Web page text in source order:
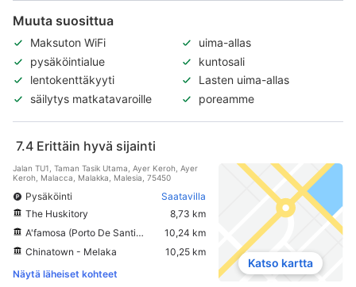
Muuta suosittua
Maksuton WiFi
uima-allas
pysäköintialue
kuntosali
lentokenttäkyyti
Lasten uima-allas
säilytys matkatavaroille
poreamme
7.4 Erittäin hyvä sijainti
Jalan TU1, Taman Tasik Utama, Ayer Keroh, Ayer
Keroh, Malacca, Malakka, Malesia, 75450
Pysäköinti
Saatavilla
The Huskitory
8,73 km
A'famosa (Porto De Santiago)
10,24 km
Chinatown - Melaka
10,25 km
Näytä läheiset kohteet
Katso kartta